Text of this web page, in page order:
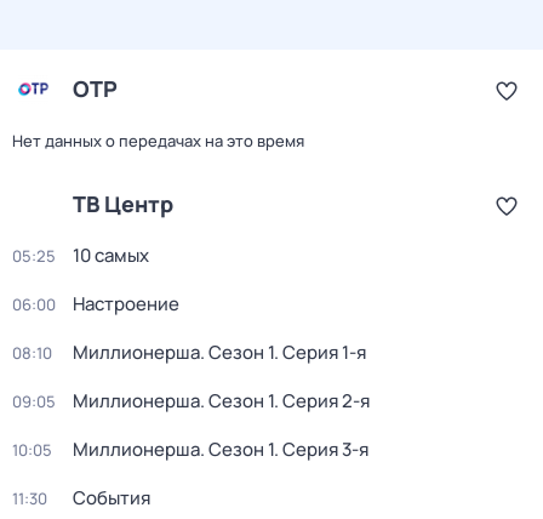
ОТР
Нет данных о передачах на это время
ТВ Центр
05:25 10 самых
06:00 Настроение
08:10 Миллионерша. Сезон 1. Серия 1-я
09:05 Миллионерша. Сезон 1. Серия 2-я
10:05 Миллионерша. Сезон 1. Серия 3-я
11:30 События